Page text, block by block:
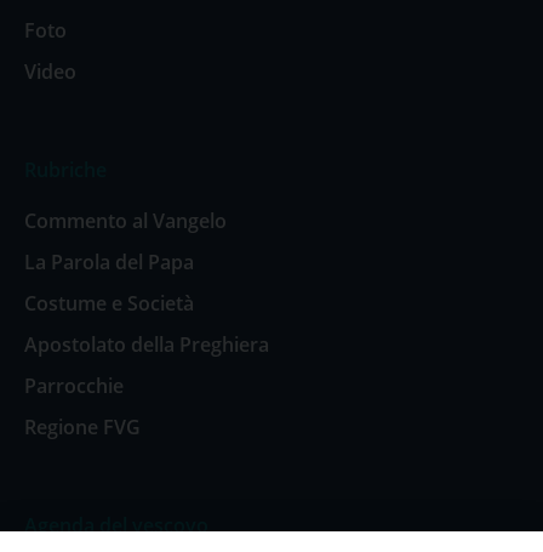
Foto
Video
Commento al Vangelo
La Parola del Papa
Costume e Società
Apostolato della Preghiera
Parrocchie
Regione FVG
Agenda del vescovo